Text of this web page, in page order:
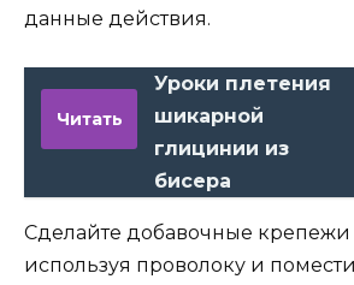
данные действия.
Читать
Уроки плетения
шикарной
глицинии из
бисера
Сделайте добавочные крепежи
используя проволоку и